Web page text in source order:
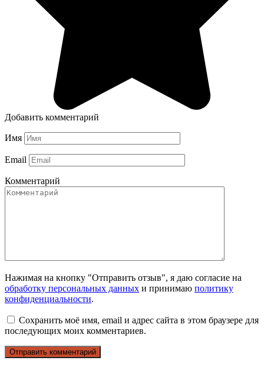
Добавить комментарий
Имя
Email
Комментарий
Нажимая на кнопку "Отправить отзыв", я даю согласие на
обработку персональных данных и принимаю политику
конфиденциальности.
Сохранить моё имя, email и адрес сайта в этом браузере для
последующих моих комментариев.